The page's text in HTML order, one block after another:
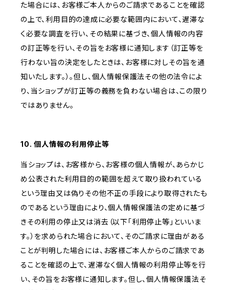
た場合には、お客様ご本人からのご請求であることを確認
の上で、利用目的の達成に必要な範囲内において、遅滞な
く必要な調査を行い、その結果に基づき、個人情報の内容
の訂正等を行い、その旨をお客様に通知します（訂正等を
行わない旨の決定をしたときは、お客様に対しその旨を通
知いたします。）。但し、個人情報保護法その他の法令によ
り、当ショップが訂正等の義務を負わない場合は、この限り
ではありません。
10. 個人情報の利用停止等
当ショップは、お客様から、お客様の個人情報が、あらかじ
め公表された利用目的の範囲を超えて取り扱われている
という理由又は偽りその他不正の手段により取得されたも
のであるという理由により、個人情報保護法の定めに基づ
きその利用の停止又は消去（以下「利用停止等」といいま
す。）を求められた場合において、そのご請求に理由がある
ことが判明した場合には、お客様ご本人からのご請求であ
ることを確認の上で、遅滞なく個人情報の利用停止等を行
い、その旨をお客様に通知します。但し、個人情報保護法そ